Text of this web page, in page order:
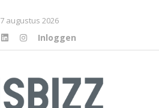
7 augustus 2026
Inloggen